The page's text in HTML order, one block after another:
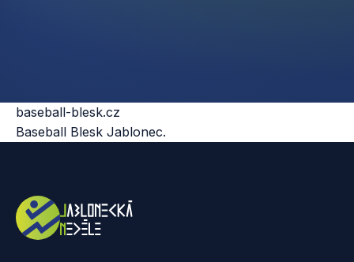
baseball-blesk.cz
Baseball Blesk Jablonec.